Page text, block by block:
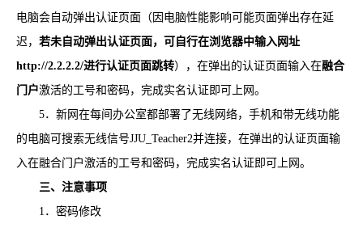
电脑会自动弹出认证页面（因电脑性能影响可能页面弹出存在延
迟， 若未自动弹出认证页面，可自行在浏览器中输入网址
http://2.2.2.2/进行认证页面跳转），在弹出的认证页面输入在融合
门户激活的工号和密码，完成实名认证即可上网。
5．新网在每间办公室都部署了无线网络，手机和带无线功能
的电脑可搜索无线信号JJU_Teacher2并连接，在弹出的认证页面输
入在融合门户激活的工号和密码，完成实名认证即可上网。
三、注意事项
1．密码修改